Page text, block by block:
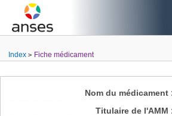
Index Fiche médicament
Nom du médicament
Titulaire de l'AMM